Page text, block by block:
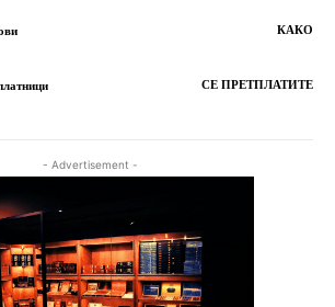
КАКО
СЕ ПРЕТПЛАТИТЕ
- Advertisement -